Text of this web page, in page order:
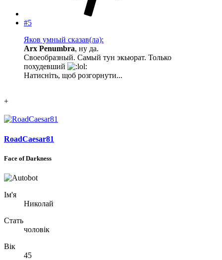
#5
Яков умный сказав(ла):
Arx Penumbra, ну да.
Своеобразный. Самый тун экьюрат. Только
похудевший
Натисніть, щоб розгорнути...
+
RoadCaesar81
Face of Darkness
Ім'я
Николай
Стать
чоловік
Вік
45